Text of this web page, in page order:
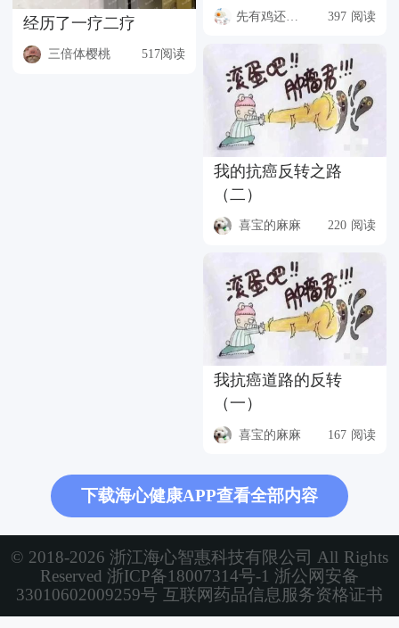
经历了一疗二疗
三倍体樱桃 517阅读
先有鸡还是蛋 397 阅读
我的抗癌反转之路
（二）
喜宝的麻麻 220 阅读
我抗癌道路的反转
（一）
喜宝的麻麻 167 阅读
下载海心健康APP查看全部内容
© 2018-2026 浙江海心智惠科技有限公司 All Rights
Reserved 浙ICP备18007314号-1 浙公网安备
33010602009259号 互联网药品信息服务资格证书